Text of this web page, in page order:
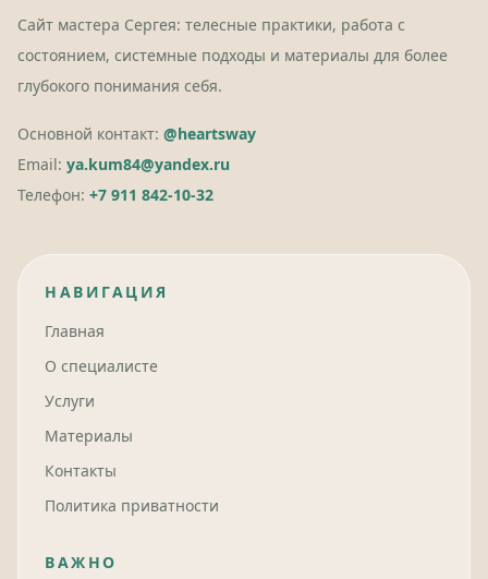
Сайт мастера Сергея: телесные практики, работа с
состоянием, системные подходы и материалы для более
глубокого понимания себя.
Основной контакт: @heartsway
Email: ya.kum84@yandex.ru
Телефон: +7 911 842-10-32
НАВИГАЦИЯ
Главная
О специалисте
Услуги
Материалы
Контакты
Политика приватности
ВАЖНО